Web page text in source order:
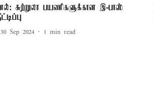
சுற்றுலா பயணிகளுக்கான இ-பாஸ்
30 Sep 2024 1 min read